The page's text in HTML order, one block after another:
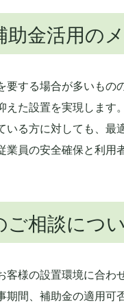
金活用の
する場合が多いも
た設置を実現します
る方に対しても、最
員の安全確保と利用
相談につ
様の設置環境に合わ
間、補助金の適用可